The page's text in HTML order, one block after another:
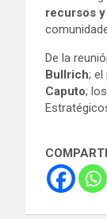
recursos
De la
Bullrich; el
Caputo;